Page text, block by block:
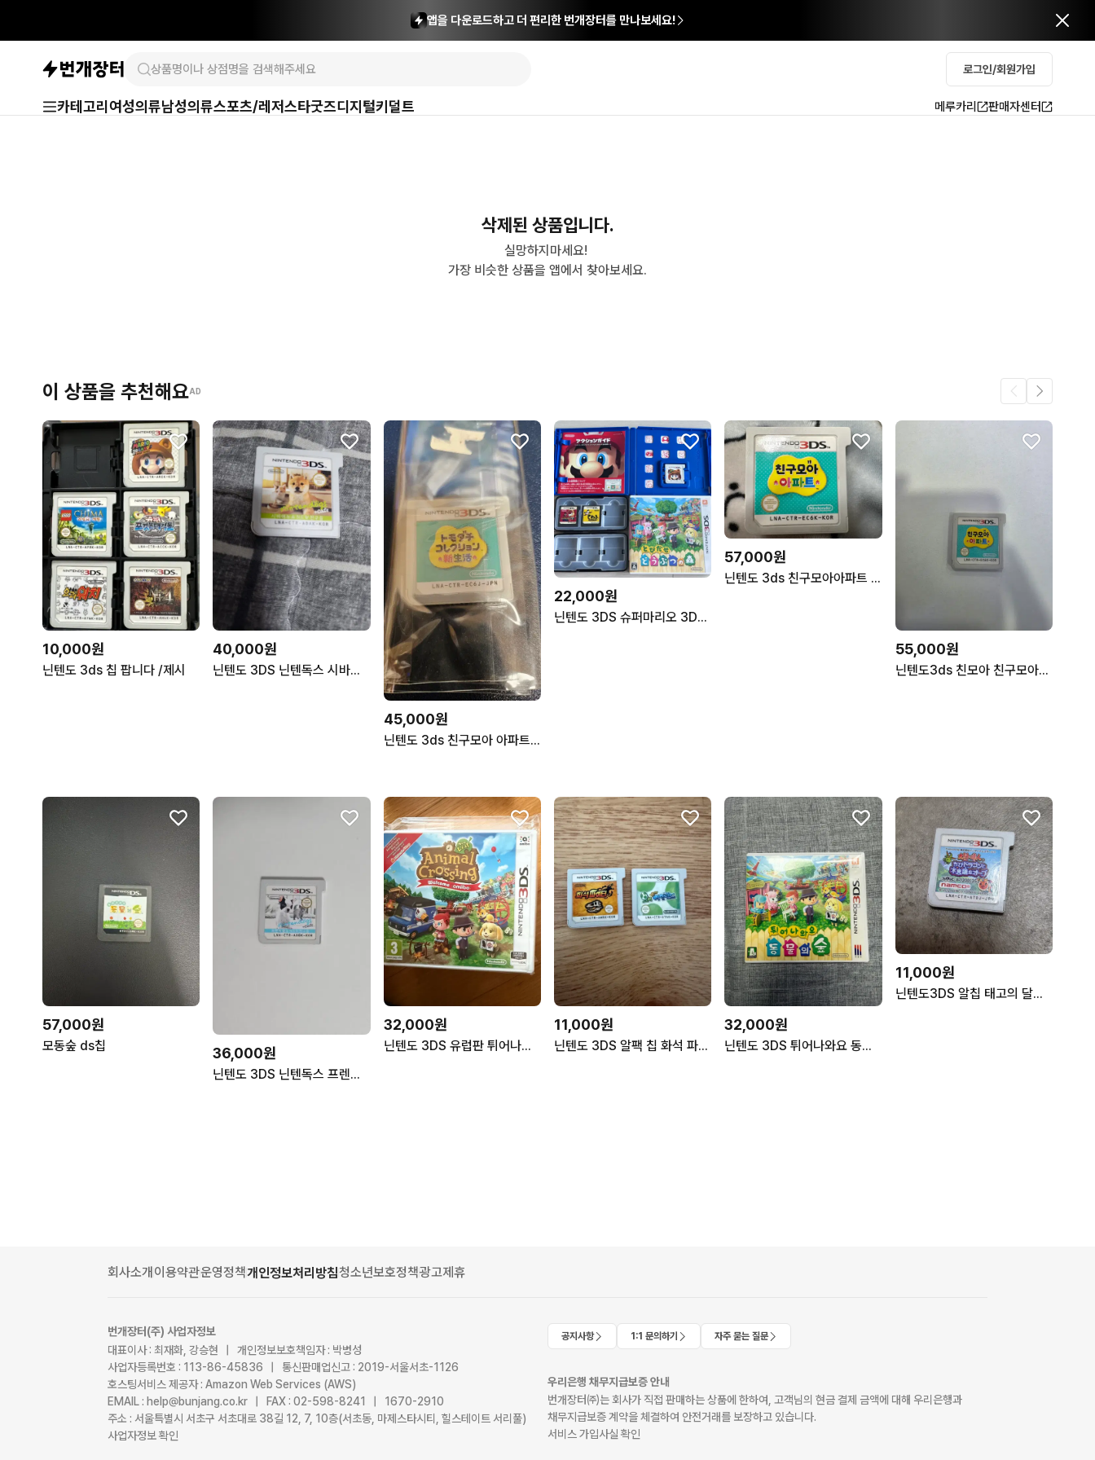
앱을 다운로드하고 더 편리한 번개장터를 만나보세요!
로그인/회원가입
카테고리 여성의류남성의류스포츠/레저스타굿즈디지털키덜트 메루카리 판매자센터
삭제된 상품입니다.
실망하지마세요!
가장 비슷한 상품을 앱에서 찾아보세요.
이 상품을 추천해요AD
10,000원
닌텐도 3ds 칩 팝니다 /제시
40,000원
닌텐도 3DS 닌텐독스 시바이누 친구들 알칩
45,000원
닌텐도 3ds 친구모아 아파트 친모아 토모코레 일판 알칩
22,000원
닌텐도 3DS 슈퍼마리오 3D랜드 동물의 숲 곽만 만져라 와리오
57,000원
닌텐도 3ds 친구모아아파트 칩
55,000원
닌텐도3ds 친모아 친구모아아파트 알칩
57,000원
모동숲 ds칩 36,000원
닌텐도 3DS 닌텐독스 프렌치불독+캣츠 칩 판매
32,000원
닌텐도 3DS 유럽판 튀어나와요 동물의숲 아미보+
11,000원
닌텐도 3DS 알팩 칩 화석 파이터+ 요시 아일랜드
32,000원
닌텐도 3DS 튀어나와요 동물의 숲
11,000원
닌텐도3DS 알칩 태고의 달인 꼬마 드래곤과 신비한 오브 일본판
회사소개이용약관운영정책개인정보처리방침청소년보호정책광고제휴
번개장터(주) 사업자정보
대표이사 : 최재화, 강승현 | 개인정보보호책임자 : 박병성
사업자등록번호 : 113-86-45836 | 통신판매업신고 : 2019-서울서초-1126
호스팅서비스 제공자 : Amazon Web Services (AWS)
EMAIL : help@bunjang.co.kr | FAX : 02-598-8241 | 1670-2910
주소 : 서울특별시 서초구 서초대로 38길 12, 7, 10층(서초동, 마제스타시티, 힐스테이트 서리풀)
사업자정보 확인
공지사항 1:1 문의하기 자주 묻는 질문
우리은행 채무지급보증 안내
번개장터㈜는 회사가 직접 판매하는 상품에 한하여, 고객님의 현금 결제 금액에 대해 우리은행과
채무지급보증 계약을 체결하여 안전거래를 보장하고 있습니다.
서비스 가입사실 확인